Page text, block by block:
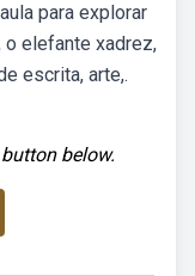
para explorar
elefante xadrez,
escrita, arte,.
below.